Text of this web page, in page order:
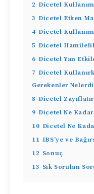
2 Dicetel
3 Dicetel Etken
4 Dicetel
5 Dicetel
6 Dicetel Yan
7 Dicetel
Gerekenler
8 Dicetel Zayıflatır
9 Dicetel Ne
10 Dicetel Ne
11 IBS’ye ve
12 Sonuç
13 Sık Sorulan